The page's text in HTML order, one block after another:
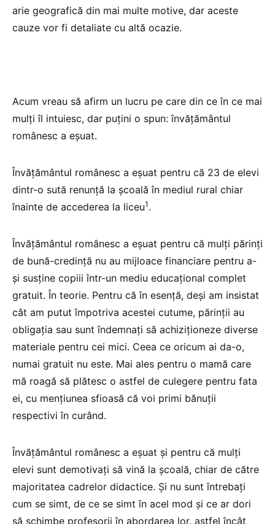
arie geografică din mai multe motive, dar aceste
cauze vor fi detaliate cu altă ocazie.
Acum vreau să afirm un lucru pe care din ce în ce mai
mulți îl intuiesc, dar puțini o spun: învățământul
românesc a eșuat.
Învățământul românesc a eșuat pentru că 23 de elevi
dintr-o sută renunță la școală în mediul rural chiar
înainte de accederea la liceu1 .
Învățământul românesc a eșuat pentru că mulți părinți
de bună-credință nu au mijloace financiare pentru a-
și susține copiii într-un mediu educațional complet
gratuit. În teorie. Pentru că în esență, deși am insistat
cât am putut împotriva acestei cutume, părinții au
obligația sau sunt îndemnați să achiziționeze diverse
materiale pentru cei mici. Ceea ce oricum ai da-o,
numai gratuit nu este. Mai ales pentru o mamă care
mă roagă să plătesc o astfel de culegere pentru fata
ei, cu mențiunea sfioasă că voi primi bănuții
respectivi în curând.
Învățământul românesc a eșuat și pentru că mulți
elevi sunt demotivați să vină la școală, chiar de către
majoritatea cadrelor didactice. Și nu sunt întrebați
cum se simt, de ce se simt în acel mod și ce ar dori
să schimbe profesorii în abordarea lor, astfel încât